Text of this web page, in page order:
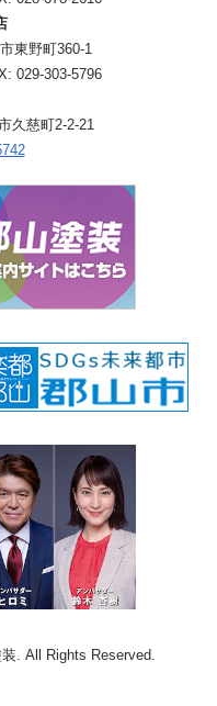
東野町360-1
029-303-5796
久慈町2-2-21
. All Rights Reserved.